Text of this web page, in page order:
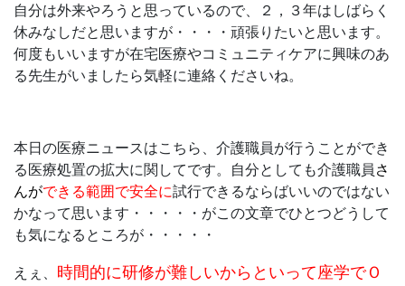
自分は外来やろうと思っているので、２，３年はしばらく
休みなしだと思いますが・・・・頑張りたいと思います。
何度もいいますが在宅医療やコミュニティケアに興味のあ
る先生がいましたら気軽に連絡くださいね。
本日の医療ニュースはこちら、介護職員が行うことができ
る医療処置の拡大に関してです。自分としても介護職員 さ
んができる範囲で安全に試行できるならばいいのではない
かなって思います・・・・・がこの文章でひとつどうして
も気になるところが・・・・・
えぇ、 時間的に研修が難しいからといって座学でＯ